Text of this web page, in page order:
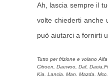
Ah, lascia sempre il
volte chiederti anche
può aiutarci a fornirti
Tutto per frizione e volano
Citroen, Daewoo, Daf,
Kia, Lancia, Man, Mazda,